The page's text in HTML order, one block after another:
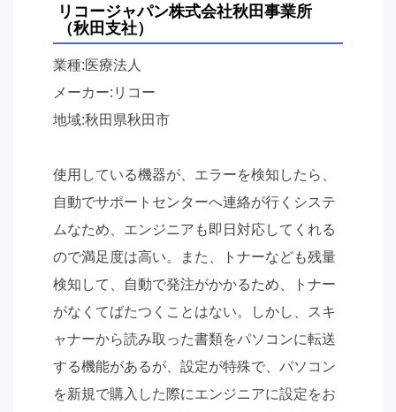
リコージャパン株式会社秋田事業所
（秋田支社）
業種:医療法人
メーカー:リコー
地域:秋田県秋田市
使用している機器が、エラーを検知したら、
自動でサポートセンターへ連絡が行くシステ
ムなため、エンジニアも即日対応してくれる
ので満足度は高い。また、トナーなども残量
検知して、自動で発注がかかるため、トナー
がなくてばたつくことはない。しかし、スキ
ャナーから読み取った書類をパソコンに転送
する機能があるが、設定が特殊で、パソコン
を新規で購入した際にエンジニアに設定をお